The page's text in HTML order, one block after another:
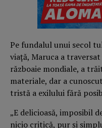
Pe fundalul unui secol
viaţă, Maruca a
războaie mondiale, a
materiale, dar a
tristă a exilului fără
„E delicioasă, imposibil
nicio critică, pur şi